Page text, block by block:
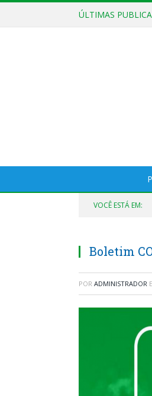
ÚLTIMAS
VOCÊ ESTÁ EM:
Boletim
POR ADMINISTRADOR